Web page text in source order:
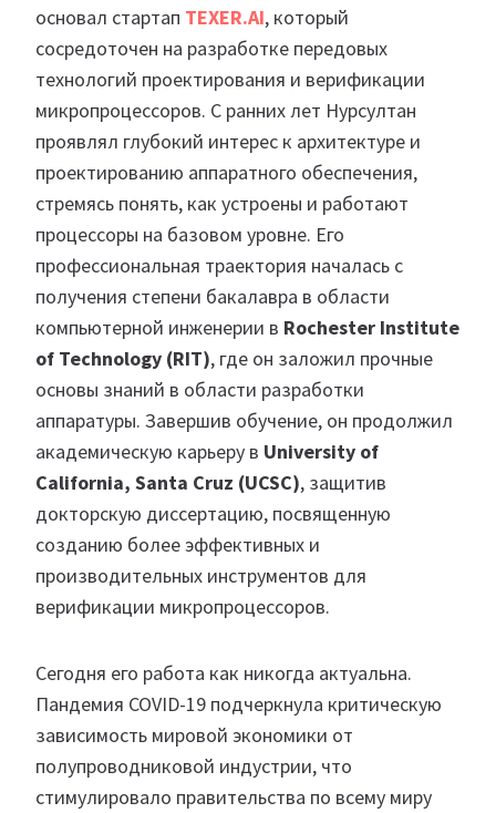
основал стартап TEXER.AI, который
сосредоточен на разработке передовых
технологий проектирования и верификации
микропроцессоров. С ранних лет Нурсултан
проявлял глубокий интерес к архитектуре и
проектированию аппаратного обеспечения,
стремясь понять, как устроены и работают
процессоры на базовом уровне. Его
профессиональная траектория началась с
получения степени бакалавра в области
компьютерной инженерии в Rochester Institute
of Technology (RIT), где он заложил прочные
основы знаний в области разработки
аппаратуры. Завершив обучение, он продолжил
академическую карьеру в University of
California, Santa Cruz (UCSC), защитив
докторскую диссертацию, посвященную
созданию более эффективных и
производительных инструментов для
верификации микропроцессоров.
Сегодня его работа как никогда актуальна.
Пандемия COVID-19 подчеркнула критическую
зависимость мировой экономики от
полупроводниковой индустрии, что
стимулировало правительства по всему миру